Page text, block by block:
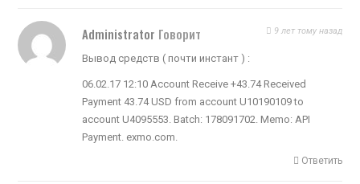
Administrator Говорит 9 лет тому назад
Вывод средств ( почти инстант ) :
06.02.17 12:10 Account Receive +43.74 Received
Payment 43.74 USD from account U10190109 to
account U4095553. Batch: 178091702. Memo: API
Payment. exmo.com.
Ответить